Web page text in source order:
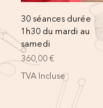
30 séances durée
1h30 du mardi au
samedi
Prix
360,00 €
TVA Incluse